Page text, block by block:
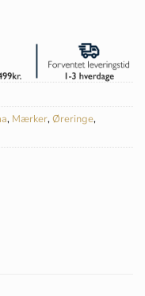
, Mærker,Øreringe,